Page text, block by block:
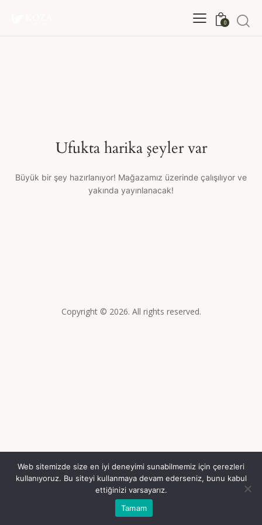
0
Ufukta harika şeyler var
Büyük bir şey hazırlanıyor! Mağazamız üzerinde çalışılıyor ve
yakında yayınlanacak!
Copyright © 2026. All rights reserved.
Web sitemizde size en iyi deneyimi sunabilmemiz için çerezleri
kullanıyoruz. Bu siteyi kullanmaya devam ederseniz, bunu kabul
ettiğinizi varsayarız.
Tamam